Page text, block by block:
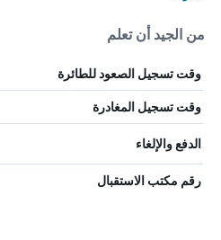
من الجيد أن تعلم
وقت تسجيل الصعود للطائرة
وقت تسجيل المغادرة
الدفع والإلغاء
رقم مكتب الاستقبال